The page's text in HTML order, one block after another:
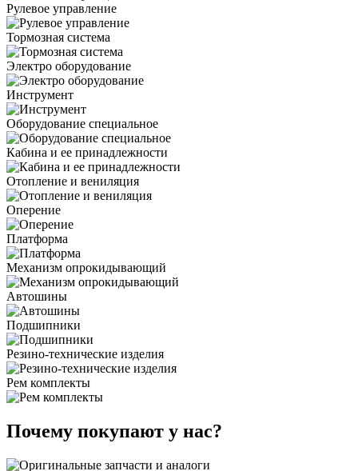
Рулевое управление
Тормозная система
Электро оборудование
Инструмент
Оборудование специальное
Кабина и ее принадлежности
Отопление и вениляция
Оперение
Платформа
Механизм опрокидывающий
Автошины
Подшипники
Резино-технические изделия
Рем комплекты
Почему покупают у нас?